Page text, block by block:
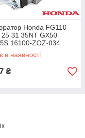
Honda FG110
25 31 35NT GX50
16100-ZOZ-034
Z0H-825 16100-Z0H-
Z0H-043
в наявності
₴